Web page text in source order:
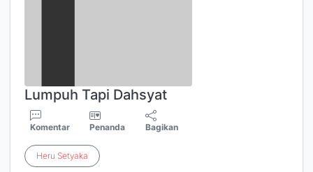
Lumpuh Tapi Dahsyat
Komentar Penanda Bagikan
Heru Setyaka